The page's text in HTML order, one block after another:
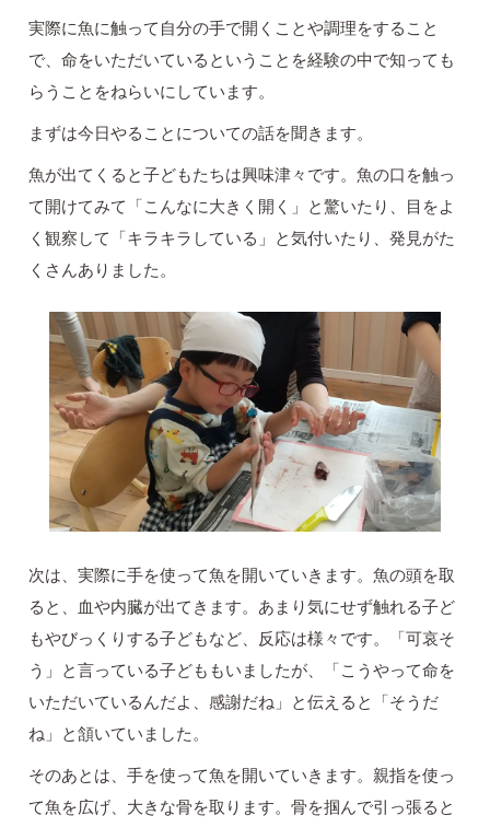
実際に魚に触って自分の手で開くことや調理をすること
で、命をいただいているということを経験の中で知っても
らうことをねらいにしています。
まずは今日やることについての話を聞きます。
魚が出てくると子どもたちは興味津々です。魚の口を触っ
て開けてみて「こんなに大きく開く」と驚いたり、目をよ
く観察して「キラキラしている」と気付いたり、発見がた
くさんありました。
次は、実際に手を使って魚を開いていきます。魚の頭を取
ると、血や内臓が出てきます。あまり気にせず触れる子ど
もやびっくりする子どもなど、反応は様々です。「可哀そ
う」と言っている子どももいましたが、「こうやって命を
いただいているんだよ、感謝だね」と伝えると「そうだ
ね」と頷いていました。
そのあとは、手を使って魚を開いていきます。親指を使っ
て魚を広げ、大きな骨を取ります。骨を掴んで引っ張ると